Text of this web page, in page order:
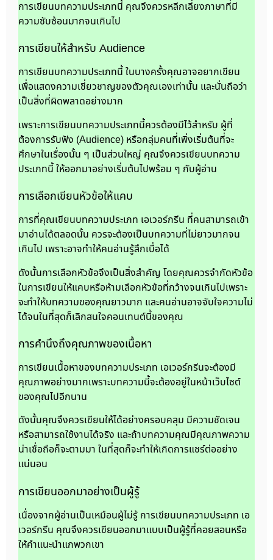
การเขียนบทความประเภทนี้ คุณจึงควรหลีกเลี่ยงภาษาที่มี
ความซับซ้อนมากจนเกินไป
การเขียนให้สำหรับ Audience
การเขียนบทความประเภทนี้ ในบางครั้งคุณอาจอยากเขียน
เพื่อแสดงความเชี่ยวชาญของตัวคุณเองเท่านั้น และนั่นถือว่า
เป็นสิ่งที่ผิดพลาดอย่างมาก
เพราะการเขียนบทความประเภทนี้ควรต้องมีไว้สำหรับ ผู้ที่
ต้องการรับฟัง (Audience) หรือกลุ่มคนที่เพิ่งเริ่มต้นที่จะ
ศึกษาในเรื่องนั้น ๆ เป็นส่วนใหญ่ คุณจึงควรเขียนบทความ
ประเภทนี้ ให้ออกมาอย่างเริ่มต้นไปพร้อม ๆ กับผู้อ่าน
การเลือกเขียนหัวข้อให้แคบ
การที่คุณเขียนบทความประเภท เอเวอร์กรีน ที่คนสามารถเข้า
มาอ่านได้ตลอดนั้น ควรจะต้องเป็นบทความที่ไม่ยาวมากจน
เกินไป เพราะอาจทำให้คนอ่านรู้สึกเบื่อได้
ดังนั้นการเลือกหัวข้อจึงเป็นสิ่งสำคัญ โดยคุณควรจำกัดหัวข้อ
ในการเขียนให้แคบหรือห้ามเลือกหัวข้อที่กว้างจนเกินไปเพราะ
จะทำให้บทความของคุณยาวมาก และคนอ่านอาจจับใจความไม่
ได้จนในที่สุดก็เลิกสนใจคอนเทนต์นี้ของคุณ
การคำนึงถึงคุณภาพของเนื้อหา
การเขียนเนื้อหาของบทความประเภท เอเวอร์กรีนจะต้องมี
คุณภาพอย่างมากเพราะบทความนี้จะต้องอยู่ในหน้าเว็บไซต์
ของคุณไปอีกนาน
ดังนั้นคุณจึงควรเขียนให้ได้อย่างครอบคลุม มีความชัดเจน
หรือสามารถใช้งานได้จริง และถ้าบทความคุณมีคุณภาพความ
น่าเชื่อถือก็จะตามมา ในที่สุดก็จะทำให้เกิดการแชร์ต่ออย่าง
แน่นอน
การเขียนออกมาอย่างเป็นผู้รู้
เนื่องจากผู้อ่านเป็นเหมือนผู้ไม่รู้ การเขียนบทความประเภท เอ
เวอร์กรีน คุณจึงควรเขียนออกมาแบบเป็นผู้รู้ที่คอยสอนหรือ
ให้คำแนะนำแกพวกเขา